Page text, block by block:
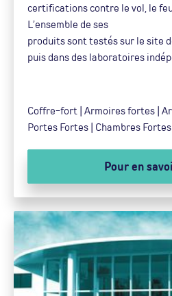
certifications contre le vol, le
L’ensemble de ses
produits sont testés sur le site
puis dans des laboratoires
Coffre-fort | Armoires fortes |
Portes Fortes | Chambres
Pour en